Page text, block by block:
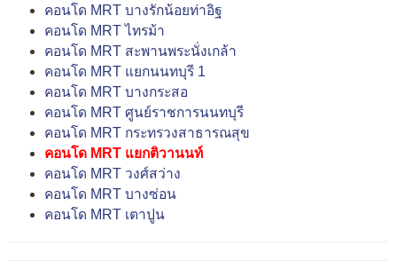
คอนโด MRT บางรักน้อยท่าอิฐ
คอนโด MRT ไทรม้า
คอนโด MRT สะพานพระนั่งเกล้า
คอนโด MRT แยกนนทบุรี 1
คอนโด MRT บางกระสอ
คอนโด MRT ศูนย์ราชการนนทบุรี
คอนโด MRT กระทรวงสาธารณสุข
คอนโด MRT แยกติวานนท์
คอนโด MRT วงศ์สว่าง
คอนโด MRT บางซ่อน
คอนโด MRT เตาปูน